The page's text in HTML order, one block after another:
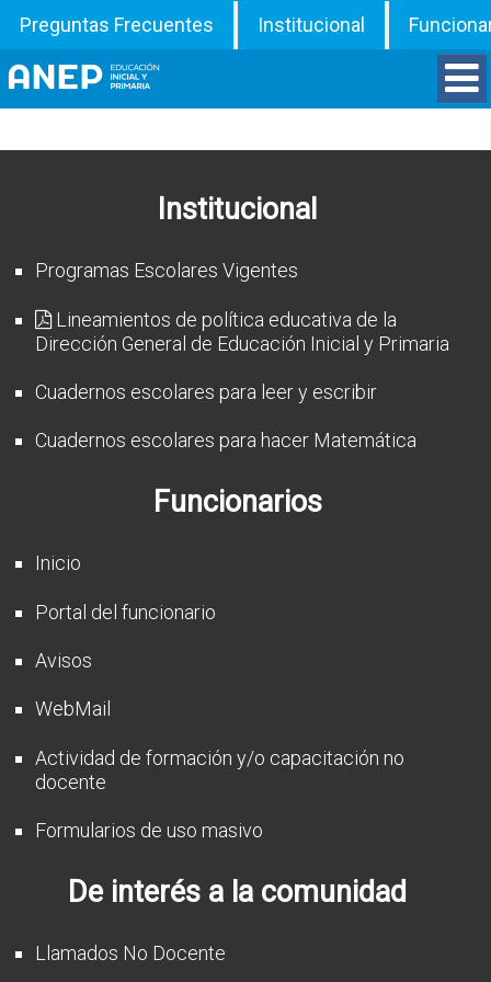
Preguntas Frecuentes Institucional
Inspecciones
Programas
Documentos
Noticias
Institucional
Programas Escolares Vigentes
Lineamientos de política educativa de la
Dirección General de Educación Inicial y Primaria
Cuadernos escolares para leer y escribir
Cuadernos escolares para hacer Matemática
Funcionarios
Inicio
Portal del funcionario
Avisos
WebMail
Actividad de formación y/o capacitación no
docente
Formularios de uso masivo
De interés a la comunidad
Llamados No Docente